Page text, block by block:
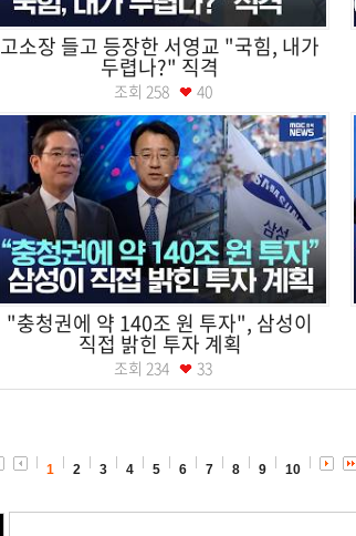
고소장 들고 등장한 서영교 "국힘, 내가
두렵나?" 직격
조회 258 40
"충청권에 약 140조 원 투자", 삼성이
직접 밝힌 투자 계획
조회 234 33
1 2 3 4 5 6 7 8 9 10